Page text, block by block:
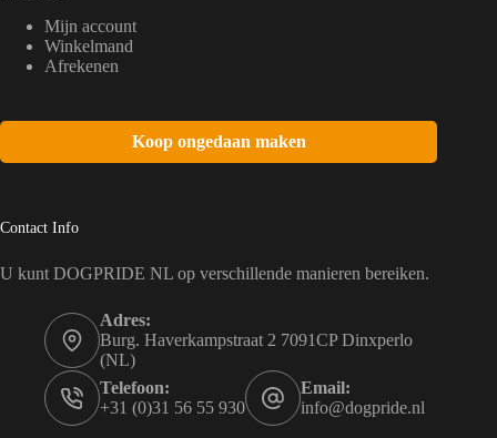
Mijn account
Winkelmand
Afrekenen
Koop ongedaan maken
Contact Info
U kunt DOGPRIDE NL op verschillende manieren bereiken.
Adres:
Burg. Haverkampstraat 2 7091CP Dinxperlo
(NL)
Telefoon:
+31 (0)31 56 55 930
Email:
info@dogpride.nl